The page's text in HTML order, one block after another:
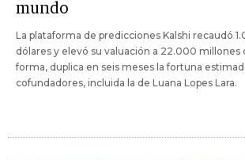
mundo
La plataforma de predicciones Kalshi recaudó
dólares y elevó su valuación a 22.000 millones
forma, duplica en seis meses la fortuna
cofundadores, incluida la de Luana Lopes Lara.